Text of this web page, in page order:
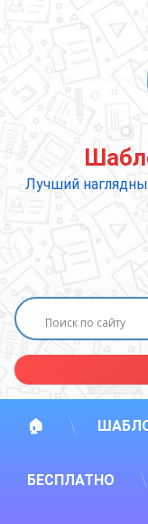
содержимому
Лучший
🏠
БЕСПЛАТНО